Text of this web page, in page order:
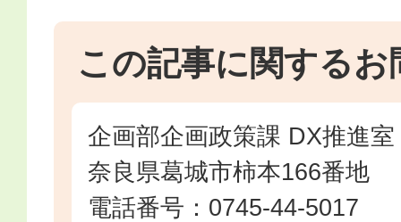
この記事に関するお
企画部企画政策課 DX推進室
奈良県葛城市柿本166番地
電話番号：0745-44-5017